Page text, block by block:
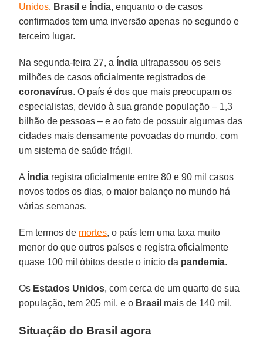
Unidos, Brasil e Índia, enquanto o de casos
confirmados tem uma inversão apenas no segundo e
terceiro lugar.
Na segunda-feira 27, a Índia ultrapassou os seis
milhões de casos oficialmente registrados de
coronavírus. O país é dos que mais preocupam os
especialistas, devido à sua grande população – 1,3
bilhão de pessoas – e ao fato de possuir algumas das
cidades mais densamente povoadas do mundo, com
um sistema de saúde frágil.
A Índia registra oficialmente entre 80 e 90 mil casos
novos todos os dias, o maior balanço no mundo há
várias semanas.
Em termos de mortes, o país tem uma taxa muito
menor do que outros países e registra oficialmente
quase 100 mil óbitos desde o início da pandemia.
Os Estados Unidos, com cerca de um quarto de sua
população, tem 205 mil, e o Brasil mais de 140 mil.
Situação do Brasil agora